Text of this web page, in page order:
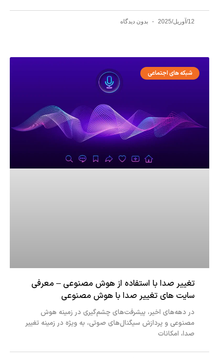
12/آوریل/2025 بدون دیدگاه
شبکه های اجتماعی
تغییر صدا با استفاده از هوش مصنوعی – معرفی
سایت های تغییر صدا با هوش مصنوعی
در دهه‌های اخیر، پیشرفت‌های چشم‌گیری در زمینه هوش
مصنوعی و پردازش سیگنال‌های صوتی، به ویژه در زمینه تغییر
صدا، امکانات